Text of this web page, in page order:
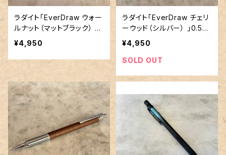
ラダイト「EverDraw ウォー
ルナット（マットブラック） 」
0.5mmシャープペンシル
¥4,950
ラダイト「EverDraw チェリ
ーウッド（シルバー） 」0.5m
mシャープペンシル
¥4,950
SOLD OUT